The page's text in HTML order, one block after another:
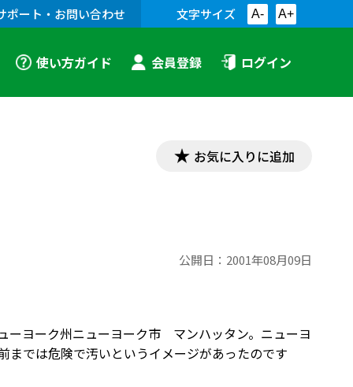
ポート・お問い合わせ 文字サイズ A- A+
使い方ガイド 会員登録 ログイン
お気に入りに追加
公開日： 2001年08月09日
ーヨーク州ニューヨーク市 マンハッタン。ニューヨ
までは危険で汚いというイメージがあったのです